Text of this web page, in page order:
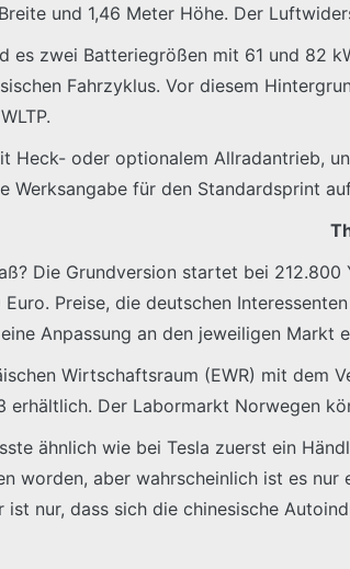
und 1,46 Meter Höhe. Der
es zwei Batteriegrößen mit 61 und 82
Fahrzyklus. Vor diesem
Heck- oder optionalem Allradantrieb,
Werksangabe für den Standardsprint
Die Grundversion startet bei
Preise, die deutschen
Anpassung an den jeweiligen Markt
Wirtschaftsraum (EWR) mit dem
erhältlich. Der Labormarkt Norwegen
ähnlich wie bei Tesla zuerst ein
worden, aber wahrscheinlich ist es
ist nur, dass sich die chinesische